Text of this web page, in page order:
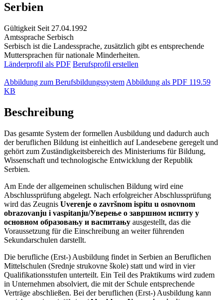
Serbien
Gültigkeit Seit 27.04.1992
Amtssprache Serbisch
Serbisch ist die Landessprache, zusätzlich gibt es entsprechende
Muttersprachen für nationale Minderheiten.
Länderprofil als PDF Berufsprofil erstellen
Abbildung zum Berufsbildungssystem Abbildung als PDF 119.59
KB
Beschreibung
Das gesamte System der formellen Ausbildung und dadurch auch
der beruflichen Bildung ist einheitlich auf Landesebene geregelt und
gehört zum Zuständigkeitsbereich des Ministeriums für Bildung,
Wissenschaft und technologische Entwicklung der Republik
Serbien.
Am Ende der allgemeinen schulischen Bildung wird eine
Abschlussprüfung abgelegt. Nach erfolgreicher Abschlussprüfung
wird das Zeugnis Uverenje o završnom ispitu u osnovnom
obrazovanju i vaspitanju/Уверење о завршном испиту у
основном образовању и васпитању ausgestellt, das die
Voraussetzung für die Einschreibung an weiter führenden
Sekundarschulen darstellt.
Die berufliche (Erst-) Ausbildung findet in Serbien an Beruflichen
Mittelschulen (Srednje strukovne škole) statt und wird in vier
Qualifikationsstufen unterteilt. Ein Teil des Praktikums wird zudem
in Unternehmen absolviert, die mit der Schule entsprechende
Verträge abschließen. Bei der beruflichen (Erst-) Ausbildung kann